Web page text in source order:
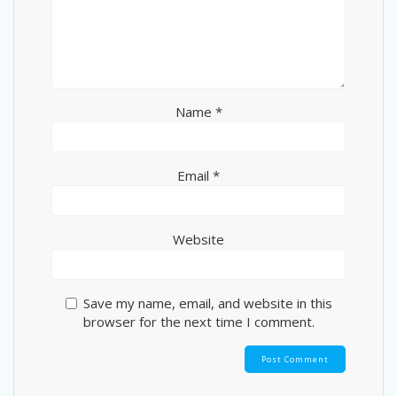
Name *
Email *
Website
Save my name, email, and website in this
browser for the next time I comment.